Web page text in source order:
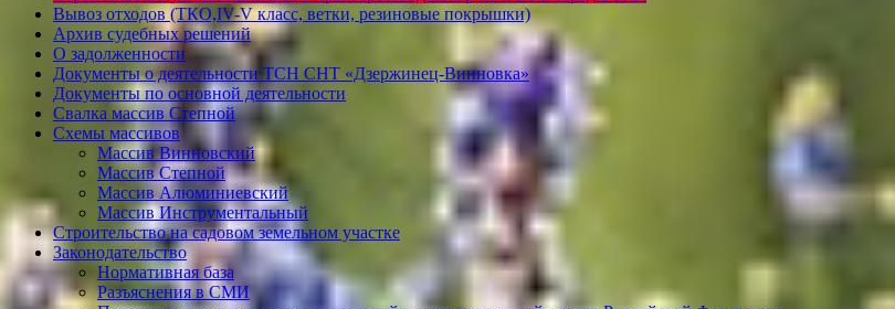
Вывоз отходов (ТКО,IV-V класс, ветки, резиновые покрышки)
Архив судебных решений
О задолженности
Документы о деятельности ТСН СНТ «Дзержинец-Винновка»
Документы по основной деятельности
Свалка массив Степной
Схемы массивов
Массив Винновский
Массив Степной
Массив Алюминиевcкий
Массив Инструментальный
Строительство на садовом земельном участке
Законодательство
Нормативная база
Разъяснения в СМИ